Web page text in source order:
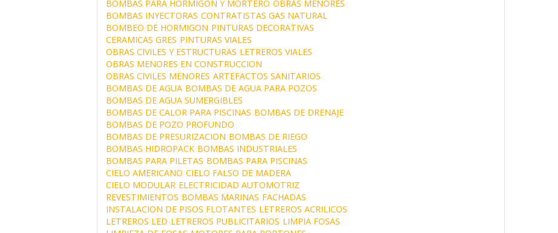
BOMBAS PARA HORMIGON Y MORTERO OBRAS MENORES
BOMBAS INYECTORAS CONTRATISTAS GAS NATURAL
BOMBEO DE HORMIGON PINTURAS DECORATIVAS
CERAMICAS GRES PINTURAS VIALES
OBRAS CIVILES Y ESTRUCTURAS LETREROS VIALES
OBRAS MENORES EN CONSTRUCCION
OBRAS CIVILES MENORES ARTEFACTOS SANITARIOS
BOMBAS DE AGUA BOMBAS DE AGUA PARA POZOS
BOMBAS DE AGUA SUMERGIBLES
BOMBAS DE CALOR PARA PISCINAS BOMBAS DE DRENAJE
BOMBAS DE POZO PROFUNDO
BOMBAS DE PRESURIZACION BOMBAS DE RIEGO
BOMBAS HIDROPACK BOMBAS INDUSTRIALES
BOMBAS PARA PILETAS BOMBAS PARA PISCINAS
CIELO AMERICANO CIELO FALSO DE MADERA
CIELO MODULAR ELECTRICIDAD AUTOMOTRIZ
REVESTIMIENTOS BOMBAS MARINAS FACHADAS
INSTALACION DE PISOS FLOTANTES LETREROS ACRILICOS
LETREROS LED LETREROS PUBLICITARIOS LIMPIA FOSAS